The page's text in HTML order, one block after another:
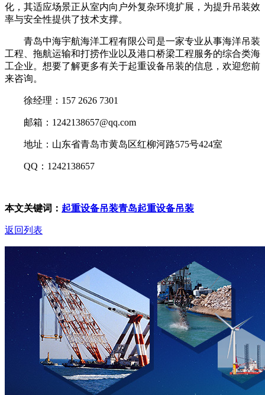
化，其适应场景正从室内向户外复杂环境扩展，为提升吊装效
率与安全性提供了技术支撑。
青岛中海宇航海洋工程有限公司是一家专业从事海洋吊装
工程、拖航运输和打捞作业以及港口桥梁工程服务的综合类海
工企业。想要了解更多有关于起重设备吊装的信息，欢迎您前
来咨询。
徐经理：157 2626 7301
邮箱：1242138657@qq.com
地址：山东省青岛市黄岛区红柳河路575号424室
QQ：1242138657
本文关键词： 起重设备吊装青岛起重设备吊装
返回列表